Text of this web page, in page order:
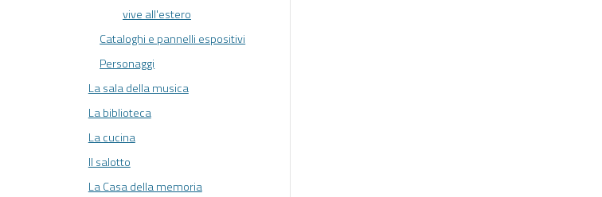
vive all'estero
Cataloghi e pannelli espositivi
Personaggi
La sala della musica
La biblioteca
La cucina
Il salotto
La Casa della memoria